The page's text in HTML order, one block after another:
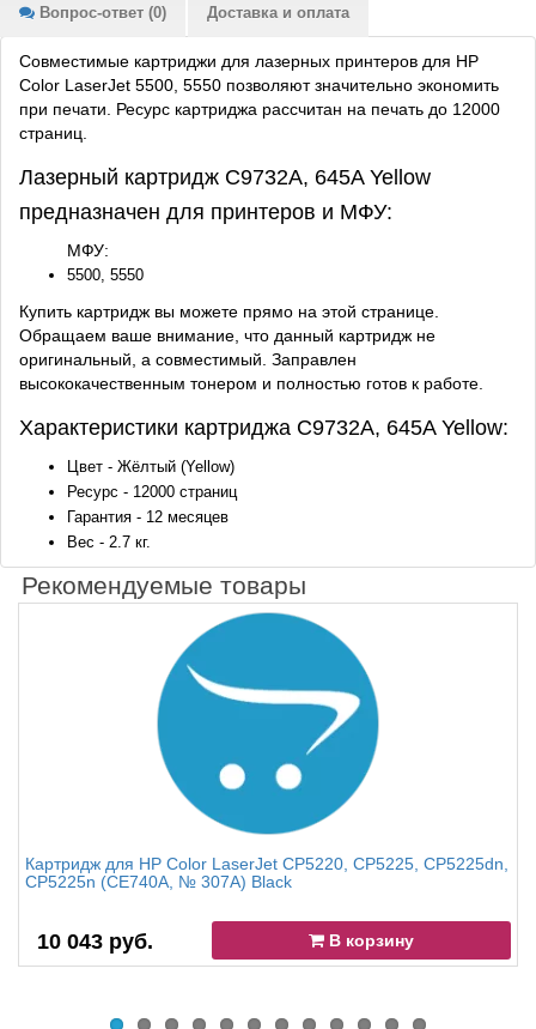
Вопрос-ответ (0) Доставка и оплата
Совместимые картриджи для лазерных принтеров для HP
Color LaserJet 5500, 5550 позволяют значительно экономить
при печати. Ресурс картриджа рассчитан на печать до 12000
страниц.
Лазерный картридж C9732A, 645A Yellow
предназначен для принтеров и МФУ:
МФУ:
5500, 5550
Купить картридж вы можете прямо на этой странице.
Обращаем ваше внимание, что данный картридж не
оригинальный, а совместимый. Заправлен
высококачественным тонером и полностью готов к работе.
Характеристики картриджа C9732A, 645A Yellow:
Цвет - Жёлтый (Yellow)
Ресурс - 12000 страниц
Гарантия - 12 месяцев
Вес - 2.7 кг.
Рекомендуемые товары
Картридж для HP Color LaserJet CP5220, CP5225, CP5225dn,
CP5225n (CE740A, № 307A) Black
10 043 руб. В корзину